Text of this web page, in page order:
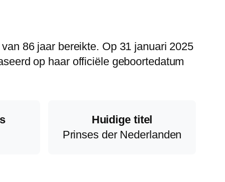
86 jaar bereikte. Op 31 januari 2025
op haar officiële geboortedatum
Huidige titel
Prinses der Nederlanden